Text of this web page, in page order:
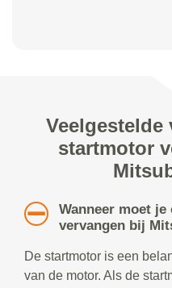
Veelgestelde
startmotor
Wanneer moet
vervangen bij
De startmotor is een
van de motor. Als de